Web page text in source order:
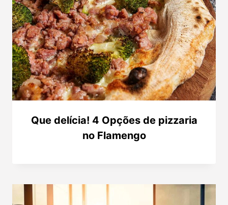
Que delícia! 4 Opções de pizzaria
no Flamengo